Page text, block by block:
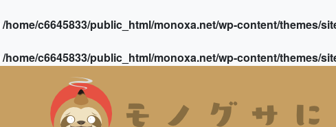
/home/c6645833/public_html/monoxa.net/wp-content/themes/
/home/c6645833/public_html/monoxa.net/wp-content/themes/